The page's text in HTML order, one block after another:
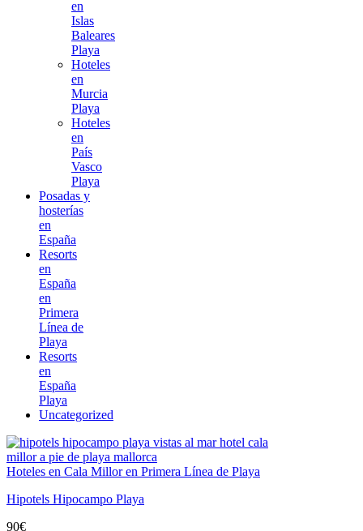
en
Islas
Baleares
Playa
Hoteles
en
Murcia
Playa
Hoteles
en
País
Vasco
Playa
Posadas y
hosterías
en
España
Resorts
en
España
en
Primera
Línea de
Playa
Resorts
en
España
Playa
Uncategorized
Hoteles en Cala Millor en Primera Línea de Playa
Hipotels Hipocampo Playa
90€